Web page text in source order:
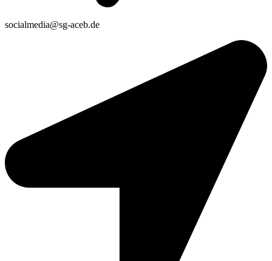
socialmedia@sg-aceb.de